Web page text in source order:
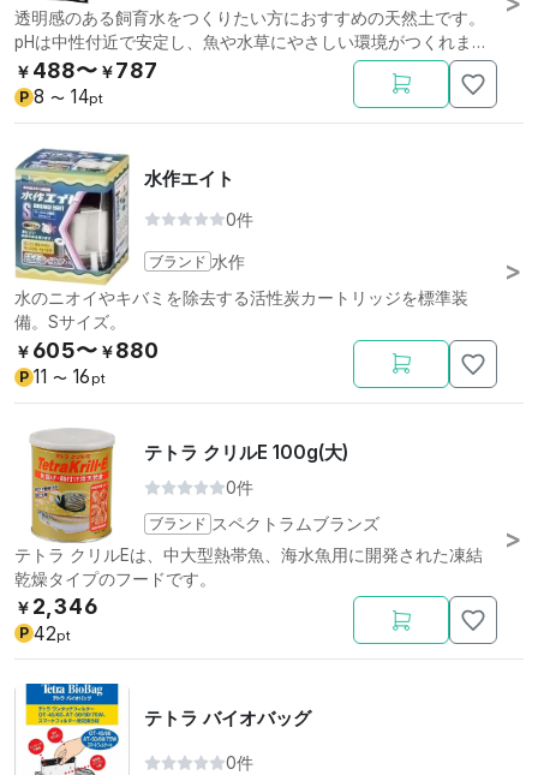
透明感のある飼育水をつくりたい方におすすめの天然土です。
pHは中性付近で安定し、魚や水草にやさしい環境がつくれま
す。
￥ 488〜 ￥787
P 8 〜 14pt
水作エイト
0件
ブランド 水作
水のニオイやキバミを除去する活性炭カートリッジを標準装
備。Sサイズ。
￥ 605〜 ￥880
P 11 〜 16 pt
テトラ クリルE 100g(大)
0件
ブランド スペクトラムブランズ
テトラ クリルEは、中大型熱帯魚、海水魚用に開発された凍結
乾燥タイプのフードです。
￥ 2,346
P 42pt
テトラ バイオバッグ
0件